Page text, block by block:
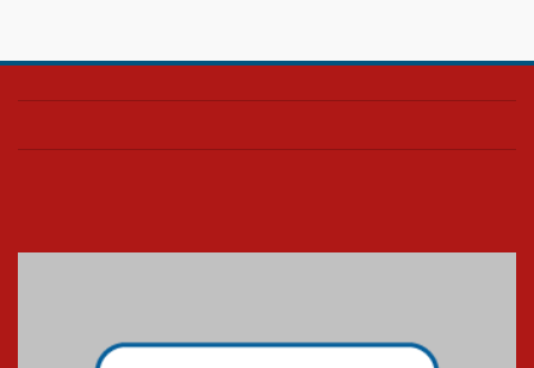
Confira como foi o culto mensal